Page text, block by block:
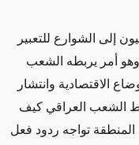
إلى الشوارع للتعبير
وهو أمر يربطه الشعب
الاقتصادية وانتشار
الشعب العراقي كيف
المنطقة تواجه ردود فعل